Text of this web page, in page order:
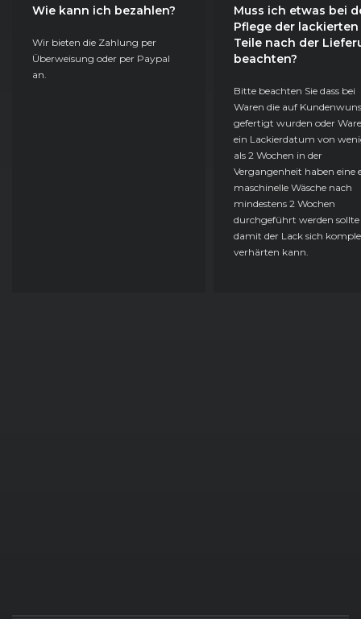
Wie kann ich bezahlen?
Wir bieten die Zahlung per
Überweisung oder per Paypal
an.
Muss ich etwas bei
Pflege der lackierten
Teile nach der
beachten?
Bitte beachten Sie dass bei
Waren die auf
gefertigt wurden oder
ein Lackierdatum von
als 2 Wochen in der
Vergangenheit haben eine
maschinelle Wäsche nach
mindestens 2 Wochen
durchgeführt werden sollte
damit der Lack sich
verhärten kann.